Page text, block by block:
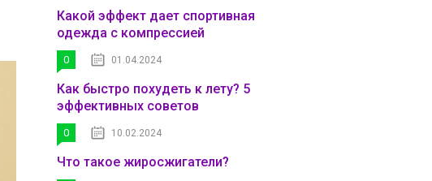
Какой эффект дает спортивная
одежда с компрессией
0 01.04.2024
Как быстро похудеть к лету? 5
эффективных советов
0 10.02.2024
Что такое жиросжигатели?